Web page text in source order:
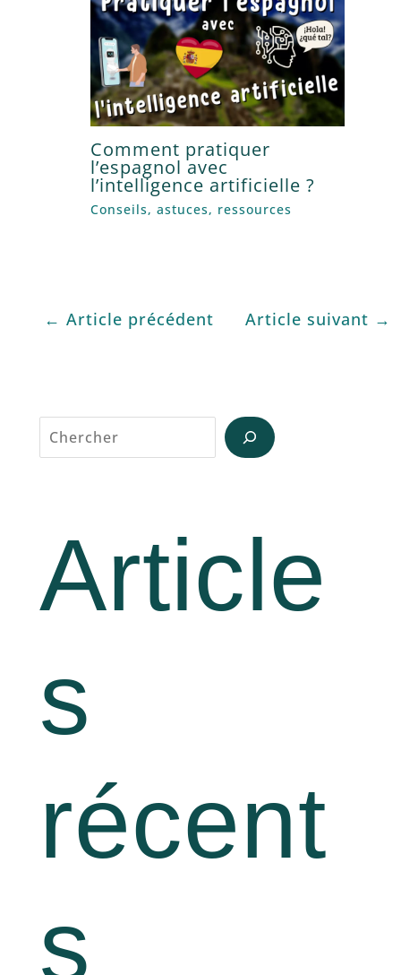
Comment pratiquer
l’espagnol avec
l’intelligence artificielle ?
Conseils, astuces, ressources
← Article précédent Article suivant →
Article
s
récent
s